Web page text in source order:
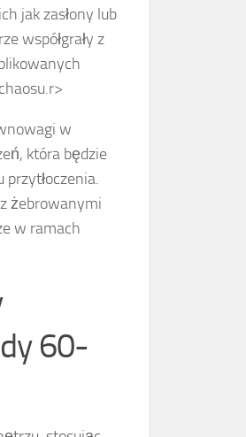
jak zasłony lub
współgrały z
r>
w
która będzie
żebrowanymi
w ramach
60-